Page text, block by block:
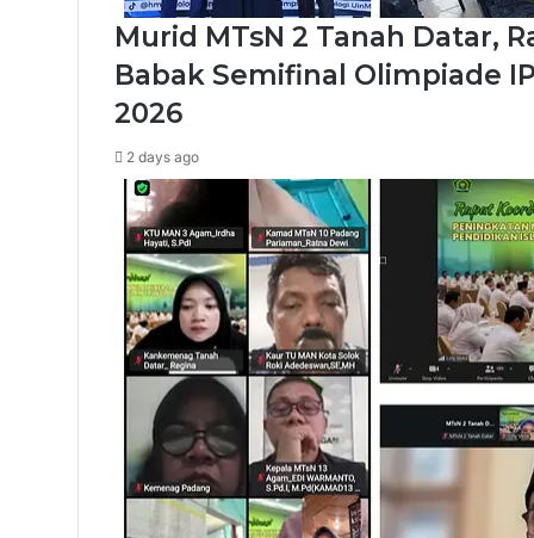
Murid MTsN 2 Tanah Datar,
Babak Semifinal Olimpiade
2026
2 days ago